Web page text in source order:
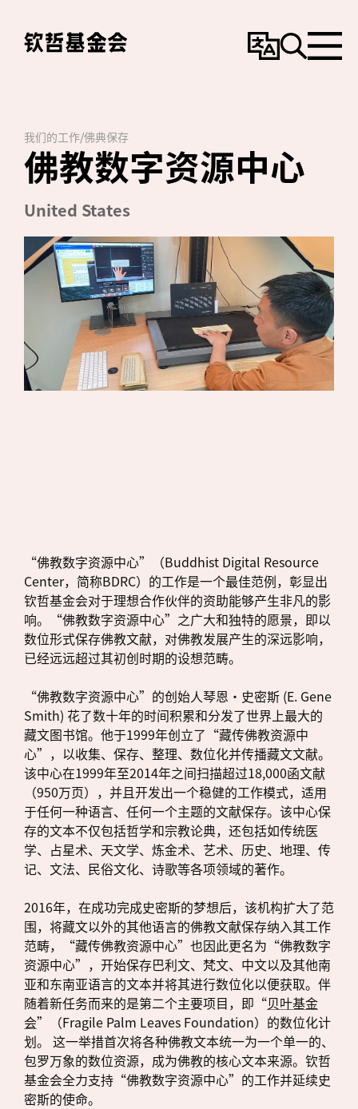
变
搜
选
我们的工作/佛典保存
佛教数字资源中心
United States
“佛教数字资源中心”（Buddhist Digital Resource
Center，简称BDRC）的工作是一个最佳范例，彰显出
钦哲基金会对于理想合作伙伴的资助能够产生非凡的影
响。“佛教数字资源中心”之广大和独特的愿景，即以
数位形式保存佛教文献，对佛教发展产生的深远影响，
已经远远超过其初创时期的设想范畴。
“佛教数字资源中心”的创始人琴恩·史密斯 (E. Gene
Smith) 花了数十年的时间积累和分发了世界上最大的
藏文图书馆。他于1999年创立了“藏传佛教资源中
心”，以收集、保存、整理、数位化并传播藏文文献。
该中心在1999年至2014年之间扫描超过18,000函文献
（950万页），并且开发出一个稳健的工作模式，适用
于任何一种语言、任何一个主题的文献保存。该中心保
存的文本不仅包括哲学和宗教论典，还包括如传统医
学、占星术、天文学、炼金术、艺术、历史、地理、传
记、文法、民俗文化、诗歌等各项领域的著作。
2016年，在成功完成史密斯的梦想后，该机构扩大了范
围，将藏文以外的其他语言的佛教文献保存纳入其工作
范畴，“藏传佛教资源中心”也因此更名为“佛教数字
资源中心”，开始保存巴利文、梵文、中文以及其他南
亚和东南亚语言的文本并将其进行数位化以便获取。伴
随着新任务而来的是第二个主要项目，即“贝叶基金
会”（Fragile Palm Leaves Foundation）的数位化计
划。 这一举措首次将各种佛教文本统一为一个单一的、
包罗万象的数位资源，成为佛教的核心文本来源。钦哲
基金会全力支持“佛教数字资源中心”的工作并延续史
密斯的使命。